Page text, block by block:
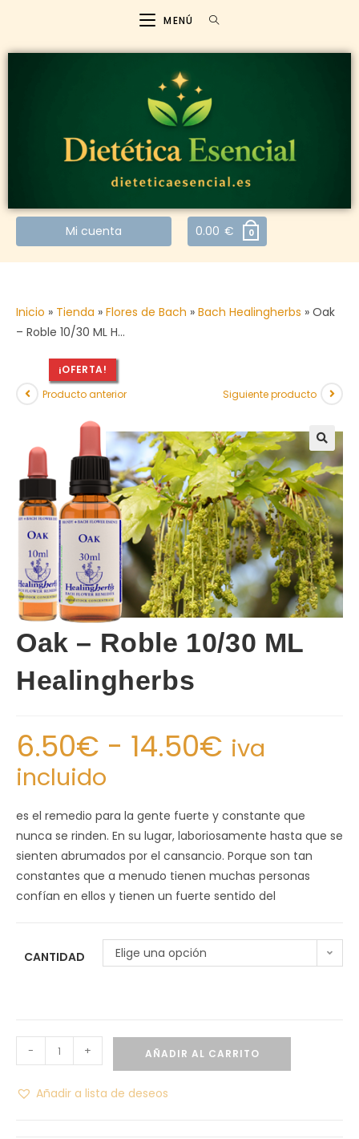
MENÚ
Mi cuenta 0.00 € 0
Inicio » Tienda » Flores de Bach » Bach Healingherbs » Oak
– Roble 10/30 ML H…
¡OFERTA!
Producto anterior
Siguiente producto
Oak – Roble 10/30 ML
Healingherbs
6.50€ - 14.50€ iva
incluido
es el remedio para la gente fuerte y constante que
nunca se rinden. En su lugar, laboriosamente hasta que se
sienten abrumados por el cansancio. Porque son tan
constantes que a menudo tienen muchas personas
confían en ellos y tienen un fuerte sentido del
CANTIDAD Elige una opción
- + AÑADIR AL CARRITO
Añadir a lista de deseos